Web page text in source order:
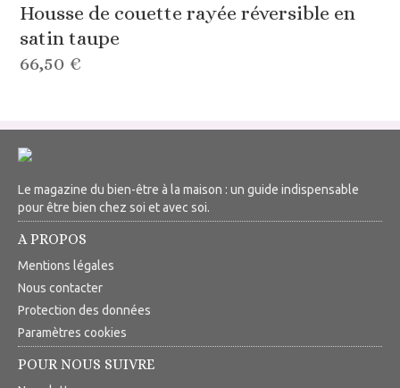
Housse de couette rayée réversible en
satin taupe
66,50 €
Le magazine du bien-être à la maison : un guide indispensable
pour être bien chez soi et avec soi.
A PROPOS
Mentions légales
Nous contacter
Protection des données
Paramètres cookies
POUR NOUS SUIVRE